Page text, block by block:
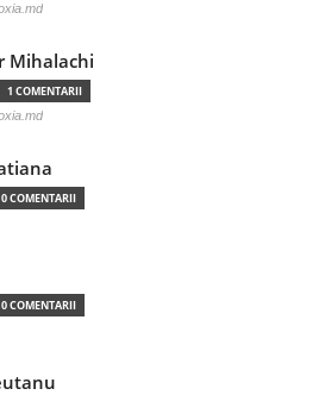
Mihalachi
1 COMENTARII
0 COMENTARII
0 COMENTARII